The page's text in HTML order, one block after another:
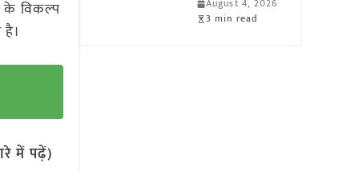
के विकल्प
में पढ़ें)
August 4, 2026
3 min read